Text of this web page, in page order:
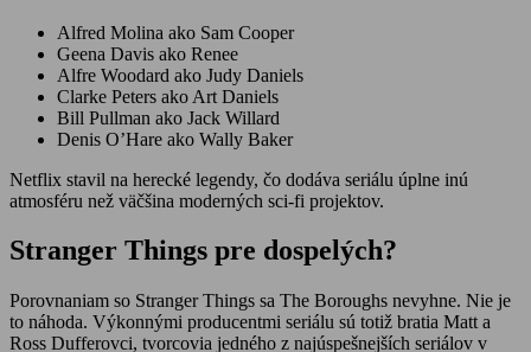
Alfred Molina ako Sam Cooper
Geena Davis ako Renee
Alfre Woodard ako Judy Daniels
Clarke Peters ako Art Daniels
Bill Pullman ako Jack Willard
Denis O’Hare ako Wally Baker
Netflix stavil na herecké legendy, čo dodáva seriálu úplne inú
atmosféru než väčšina moderných sci-fi projektov.
Stranger Things pre dospelých?
Porovnaniam so Stranger Things sa The Boroughs nevyhne. Nie je
to náhoda. Výkonnými producentmi seriálu sú totiž bratia Matt a
Ross Dufferovci, tvorcovia jedného z najúspešnejších seriálov v